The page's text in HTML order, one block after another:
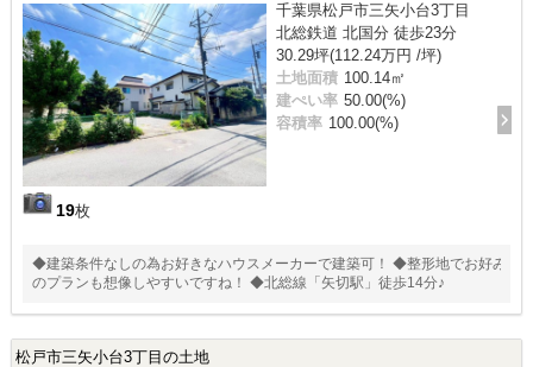
19枚
千葉県松戸市三矢小台3丁目
北総鉄道 北国分 徒歩23分
30.29坪(112.24万円 /坪)
土地面積 100.14㎡
建ぺい率 50.00(%)
容積率 100.00(%)
◆建築条件なしの為お好きなハウスメーカーで建築可！ ◆整形地でお好み
のプランも想像しやすいですね！ ◆北総線「矢切駅」徒歩14分♪
松戸市三矢小台3丁目の土地